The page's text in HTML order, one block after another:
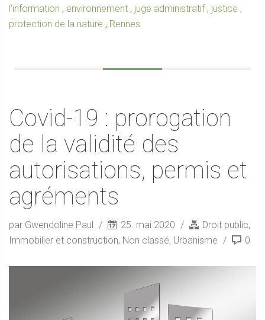
l'information , environnement , juge administratif , justice ,
protection de la nature , Rennes
Covid-19 : prorogation
de la validité des
autorisations, permis et
agréments
par Gwendoline Paul 25. mai 2020 Droit public,
Immobilier et construction, Non classé, Urbanisme 0